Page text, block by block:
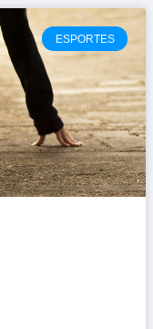
ESPORTES